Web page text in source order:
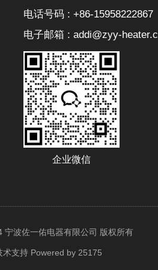
电话号码 : +86-15958222867
电子邮箱 : addi@zyy-
企业微信
波佐一佑电器有限公司 版权所有
术支持 Powered by 25175